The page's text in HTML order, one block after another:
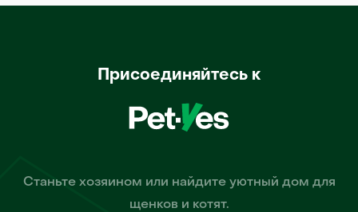
Присоединяйтесь к
Станьте хозяином или найдите уютный дом для
щенков и котят.